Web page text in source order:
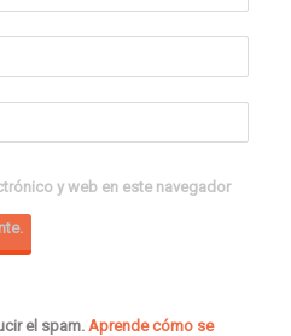
y web en este navegador
el spam. Aprende cómo se